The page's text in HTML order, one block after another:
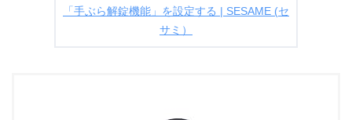
「手ぶら解錠機能」を設定する | SESAME (セ
サミ）